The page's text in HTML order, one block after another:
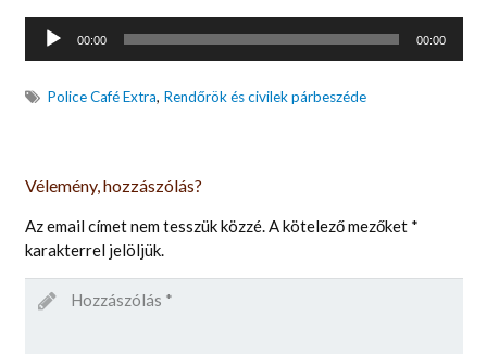
Audió
lejátszó
00:00 00:00
Police Café Extra, Rendőrök és civilek párbeszéde
Vélemény, hozzászólás?
Az email címet nem tesszük közzé.A kötelező mezőket *
karakterrel jelöljük.